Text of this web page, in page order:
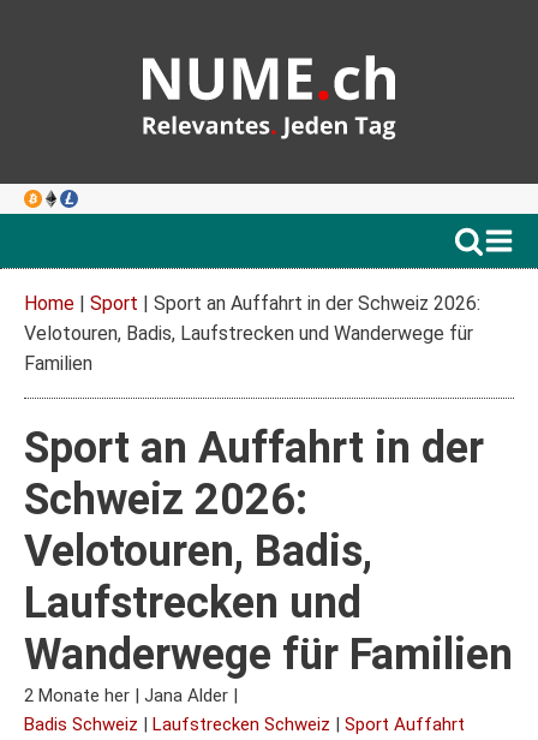
Home | Sport | Sport an Auffahrt in der Schweiz 2026:
Velotouren, Badis, Laufstrecken und Wanderwege für
Familien
Sport an Auffahrt in der
Schweiz 2026:
Velotouren, Badis,
Laufstrecken und
Wanderwege für Familien
2 Monate her | Jana Alder |
Badis Schweiz | Laufstrecken Schweiz | Sport Auffahrt